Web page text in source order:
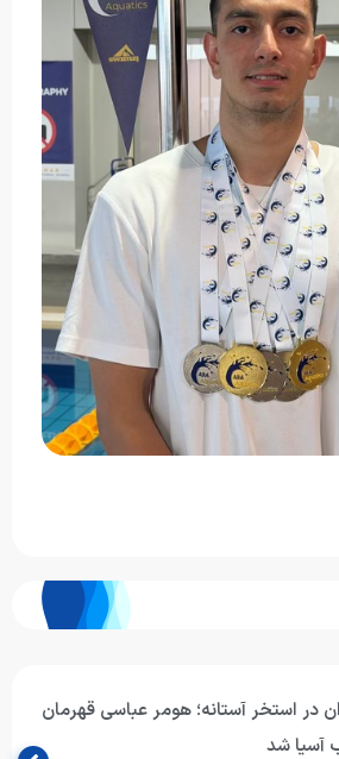
استخر آستانه؛ هومر عباسی قهرمان